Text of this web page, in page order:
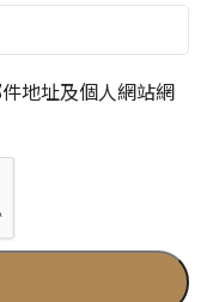
地址及個人網站網